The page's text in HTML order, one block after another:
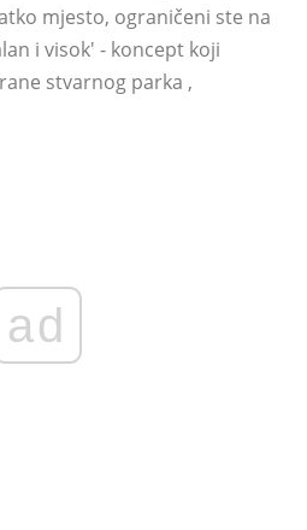
mjesto, ograničeni ste na
i visok' - koncept koji
stvarnog parka ,
ad